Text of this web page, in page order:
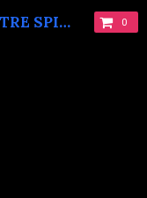
GRAND ET PUISSANT MAITRE SPIRITUEL MARABOUT VAUDOU KOKOUVI.TEL: +229 68619086. 0